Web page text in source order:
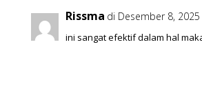
Rissma di Desember 8,
ini sangat efektif dalam hal